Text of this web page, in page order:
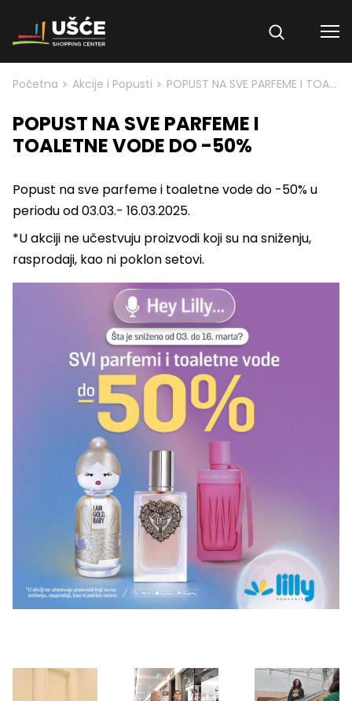
Skip to content
Početna > Akcije i Popusti > POPUST NA SVE PARFEME I TOALETNE VODE DO -50%
POPUST NA SVE PARFEME I
TOALETNE VODE DO -50%
Popust na sve parfeme i toaletne vode do -50% u
periodu od 03.03.- 16.03.2025.
*U akciji ne učestvuju proizvodi koji su na sniženju,
rasprodaji, kao ni poklon setovi.